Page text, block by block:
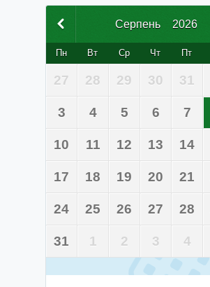
Серпень 2026
Пн Вт Ср Чт Пт
27 28 29 30 31
3 4 5 6 7
10 11 12 13 14
17 18 19 20 21
24 25 26 27 28
31 1 2 3 4